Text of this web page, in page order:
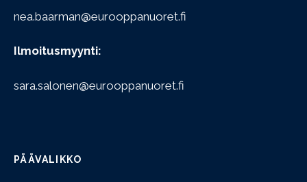
nea.baarman@eurooppanuoret.fi
Ilmoitusmyynti:
sara.salonen@eurooppanuoret.fi
PÄÄVALIKKO